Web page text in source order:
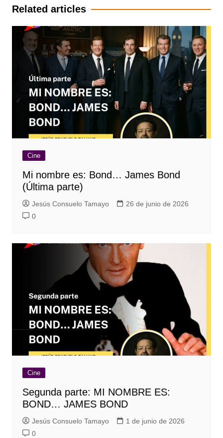
entradas
Related articles
Cine
Mi nombre es: Bond… James Bond
(Última parte)
Jesús Consuelo Tamayo
26 de junio de 2026
0
Cine
Segunda parte: MI NOMBRE ES:
BOND… JAMES BOND
Jesús Consuelo Tamayo
1 de junio de 2026
0